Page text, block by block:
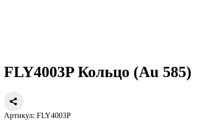
FLY4003P Кольцо (Au 585)
Артикул: FLY4003P